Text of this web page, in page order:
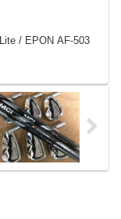
/ EPON AF-503